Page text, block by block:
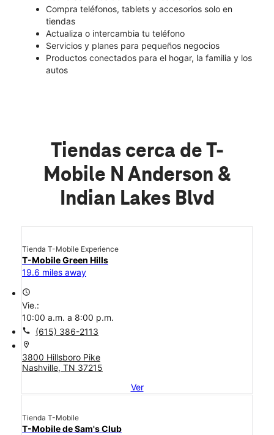
Compra teléfonos, tablets y accesorios solo en
tiendas
Actualiza o intercambia tu teléfono
Servicios y planes para pequeños negocios
Productos conectados para el hogar, la familia y los
autos
Tiendas cerca de T-
Mobile N Anderson &
Indian Lakes Blvd
Tienda T-Mobile Experience
T-Mobile Green Hills
19.6 miles away
access_time
Vie.:
10:00 a.m. a 8:00 p.m.
call (615) 386-2113
location_on
3800 Hillsboro Pike
Nashville, TN 37215
Ver
Tienda T-Mobile
T-Mobile de Sam's Club